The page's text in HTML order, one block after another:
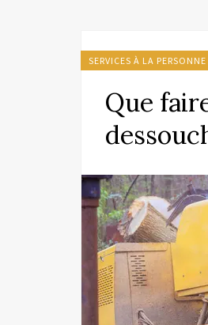
SERVICES À LA PERSONNE
Que